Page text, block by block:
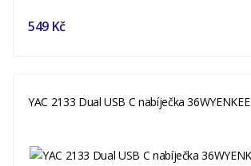
549 Kč
YAC 2133 Dual USB C nabíječka 36WYENKEE